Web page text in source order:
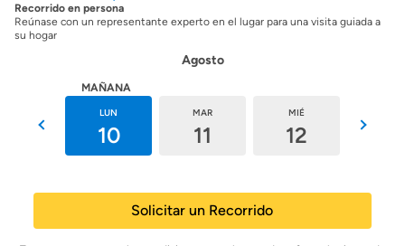
Recorrido en persona
Reúnase con un representante experto en el lugar para una visita guiada a
su hogar
Agosto
MAÑANA
LUN
10
MAR
11
MIÉ
12
Solicitar un Recorrido